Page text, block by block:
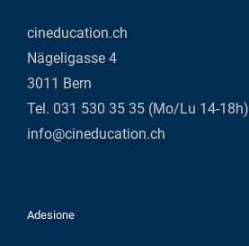
cineducation.ch
Nägeligasse 4
3011 Bern
Tel. 031 530 35 35 (Mo/Lu 14-18h)
info@cineducation.ch
Adesione